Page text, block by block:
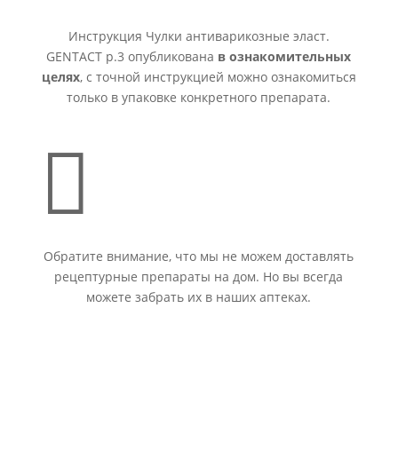
Инструкция Чулки антиварикозные эласт.
GENTACT р.3 опубликована в ознакомительных
целях, с точной инструкцией можно ознакомиться
только в упаковке конкретного препарата.

Обратите внимание, что мы не можем доставлять
рецептурные препараты на дом. Но вы всегда
можете забрать их в наших аптеках.